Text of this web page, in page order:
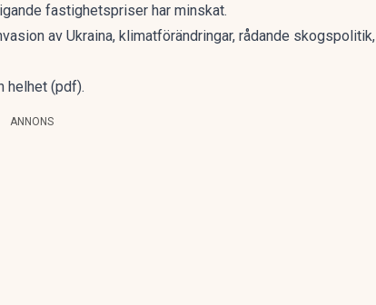
fastighetspriser har minskat.
av Ukraina, klimatförändringar, rådande
helhet (pdf).
ANNONS